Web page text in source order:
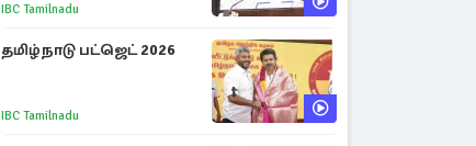
IBC Tamilnadu
தமிழ்நாடு பட்ஜெட் 2026
IBC Tamilnadu